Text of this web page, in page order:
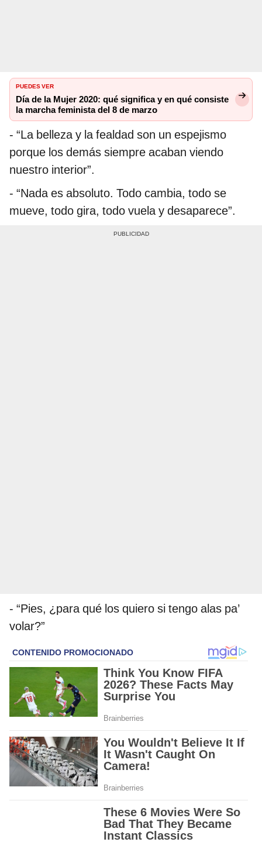
PUEDES VER
Día de la Mujer 2020: qué significa y en qué consiste
la marcha feminista del 8 de marzo
- “La belleza y la fealdad son un espejismo
porque los demás siempre acaban viendo
nuestro interior”.
- “Nada es absoluto. Todo cambia, todo se
mueve, todo gira, todo vuela y desaparece”.
- “Pies, ¿para qué los quiero si tengo alas pa’
volar?”